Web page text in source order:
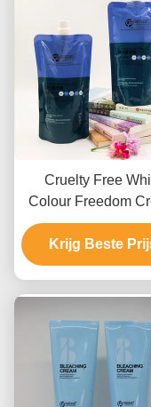
Cruelty Free
Colour Freedom
Bleach Private
Voor alle
Krijg Beste